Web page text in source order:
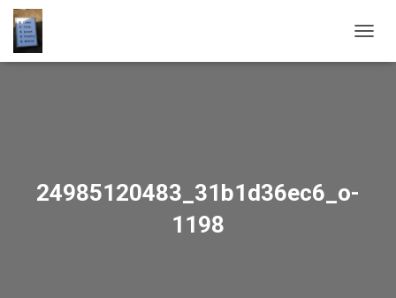
24985120483_31b1d36ec6_o-
1198